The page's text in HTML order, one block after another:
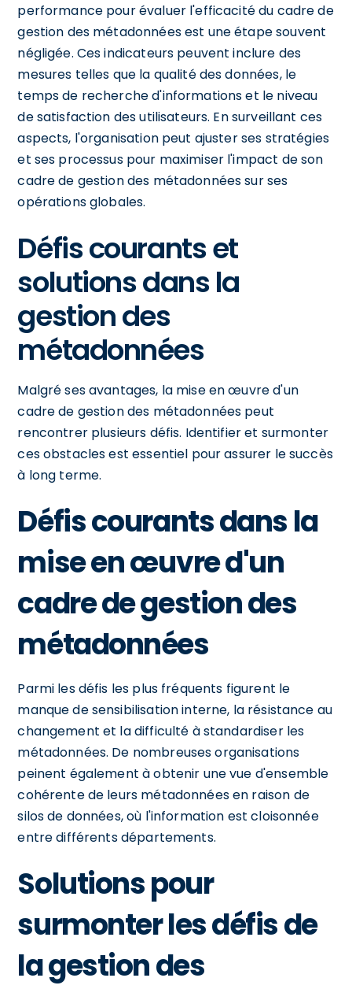
performance pour évaluer l'efficacité du cadre de
gestion des métadonnées est une étape souvent
négligée. Ces indicateurs peuvent inclure des
mesures telles que la qualité des données, le
temps de recherche d'informations et le niveau
de satisfaction des utilisateurs. En surveillant ces
aspects, l'organisation peut ajuster ses stratégies
et ses processus pour maximiser l'impact de son
cadre de gestion des métadonnées sur ses
opérations globales.
Défis courants et
solutions dans la
gestion des
métadonnées
Malgré ses avantages, la mise en œuvre d'un
cadre de gestion des métadonnées peut
rencontrer plusieurs défis. Identifier et surmonter
ces obstacles est essentiel pour assurer le succès
à long terme.
Défis courants dans la
mise en œuvre d'un
cadre de gestion des
métadonnées
Parmi les défis les plus fréquents figurent le
manque de sensibilisation interne, la résistance au
changement et la difficulté à standardiser les
métadonnées. De nombreuses organisations
peinent également à obtenir une vue d'ensemble
cohérente de leurs métadonnées en raison de
silos de données, où l'information est cloisonnée
entre différents départements.
Solutions pour
surmonter les défis de
la gestion des